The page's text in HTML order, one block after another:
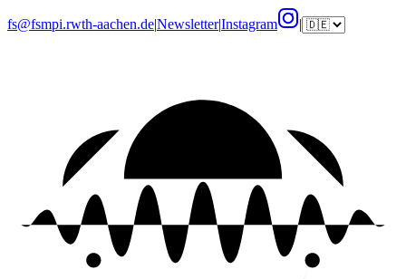
fs@fsmpi.rwth-aachen.de|Newsletter|Instagram |